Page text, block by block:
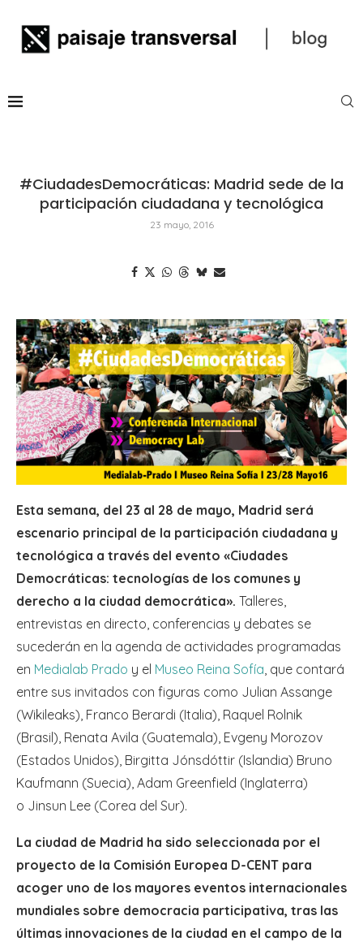
#CiudadesDemocráticas: Madrid sede de la
participación ciudadana y tecnológica
23 mayo, 2016
Esta semana, del 23 al 28 de mayo, Madrid será
escenario principal de la participación ciudadana y
tecnológica a través del evento «Ciudades
Democráticas: tecnologías de los comunes y
derecho a la ciudad democrática». Talleres,
entrevistas en directo, conferencias y debates se
sucederán en la agenda de actividades programadas
en Medialab Prado y el Museo Reina Sofía , que contará
entre sus invitados con figuras como Julian Assange
(Wikileaks), Franco Berardi (Italia), Raquel Rolnik
(Brasil), Renata Avila (Guatemala), Evgeny Morozov
(Estados Unidos), Birgitta Jónsdóttir (Islandia) Bruno
Kaufmann (Suecia), Adam Greenfield (Inglaterra)
o Jinsun Lee (Corea del Sur).
La ciudad de Madrid ha sido seleccionada por el
proyecto de la Comisión Europea D-CENT para
acoger uno de los mayores eventos internacionales
mundiales sobre democracia participativa, tras las
últimas innovaciones de la ciudad en el campo de la